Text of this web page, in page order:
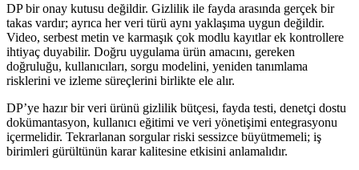
DP bir onay kutusu değildir. Gizlilik ile fayda arasında gerçek bir
takas vardır; ayrıca her veri türü aynı yaklaşıma uygun değildir.
Video, serbest metin ve karmaşık çok modlu kayıtlar ek kontrollere
ihtiyaç duyabilir. Doğru uygulama ürün amacını, gereken
doğruluğu, kullanıcıları, sorgu modelini, yeniden tanımlama
risklerini ve izleme süreçlerini birlikte ele alır.
DP’ye hazır bir veri ürünü gizlilik bütçesi, fayda testi, denetçi dostu
dokümantasyon, kullanıcı eğitimi ve veri yönetişimi entegrasyonu
içermelidir. Tekrarlanan sorgular riski sessizce büyütmemeli; iş
birimleri gürültünün karar kalitesine etkisini anlamalıdır.